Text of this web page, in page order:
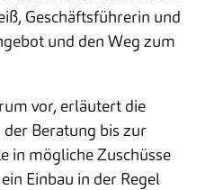
Geschäfts­führerin und
und den Weg zum
vor, erläutert die
Beratung bis zur
in mögliche Zuschüsse
Einbau in der Regel